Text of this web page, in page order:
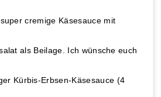
cremige Käsesauce mit
als Beilage. Ich wünsche euch
Kürbis-Erbsen-Käsesauce (4